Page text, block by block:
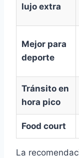
lujo extra
Mejor para
deporte
Tránsito en
hora pico
Food court
La